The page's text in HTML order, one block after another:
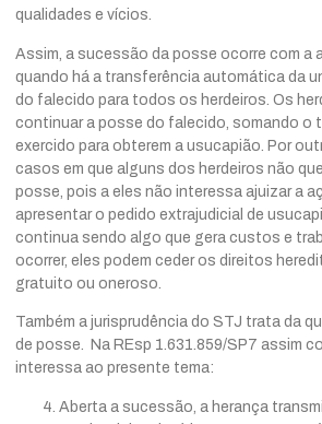
qualidades e vícios.
Assim, a sucessão da posse ocorre com a
quando há a transferência automática da
do falecido para todos os herdeiros. Os
continuar a posse do falecido, somando o
exercido para obterem a usucapião. Por
casos em que alguns dos herdeiros não
posse, pois a eles não interessa ajuizar a
apresentar o pedido extrajudicial de
continua sendo algo que gera custos e
ocorrer, eles podem ceder os direitos
gratuito ou oneroso.
Também a jurisprudência do STJ trata da
de posse. Na REsp 1.631.859/SP7 assim
interessa ao presente tema:
Aberta a sucessão, a herança